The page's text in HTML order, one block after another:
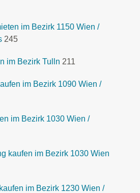
im Bezirk 1150 Wien /
245
im Bezirk Tulln 211
im Bezirk 1090 Wien /
im Bezirk 1030 Wien /
kaufen im Bezirk 1030 Wien
im Bezirk 1230 Wien /